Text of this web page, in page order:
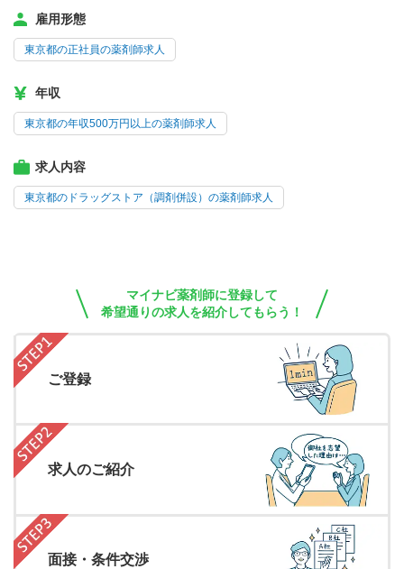
雇用形態
東京都の正社員の薬剤師求人
年収
東京都の年収500万円以上の薬剤師求人
求人内容
東京都のドラッグストア（調剤併設）の薬剤師求人
マイナビ薬剤師に登録して
希望通りの求人を紹介してもらう！
ご登録
求人のご紹介
面接・条件交渉